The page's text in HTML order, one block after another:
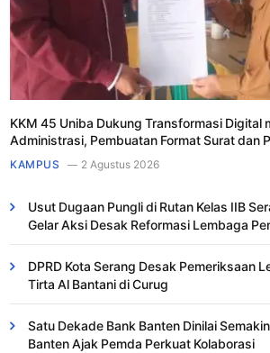
KKM 45 Uniba Dukung Transformasi Digital
Administrasi, Pembuatan Format Surat dan
KAMPUS 2 Agustus 2026
Usut Dugaan Pungli di Rutan Kelas IIB
Gelar Aksi Desak Reformasi Lembaga
DPRD Kota Serang Desak Pemeriksaan
Tirta Al Bantani di Curug
Satu Dekade Bank Banten Dinilai
Banten Ajak Pemda Perkuat Kolaborasi